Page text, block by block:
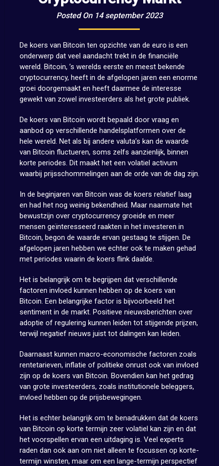
Posted On 14 september 2023
De koers van Bitcoin ten opzichte van de euro is een
onderwerp dat veel aandacht trekt in de financiële
wereld. Bitcoin, ’s werelds eerste en meest bekende
cryptocurrency, heeft in de afgelopen jaren een enorme
groei doorgemaakt en heeft daarmee de interesse
gewekt van zowel investeerders als het grote publiek.
De koers van Bitcoin wordt bepaald door vraag en
aanbod op verschillende handelsplatformen over de
hele wereld. Net als bij andere valuta’s kan de waarde
van Bitcoin fluctueren, soms zelfs aanzienlijk, binnen
korte periodes. Dit maakt het een volatiel activum
waarbij prijsschommelingen aan de orde van de dag zijn.
In de beginjaren van Bitcoin was de koers relatief laag
en had het nog weinig bekendheid. Maar naarmate het
bewustzijn over cryptocurrency groeide en meer
mensen geïnteresseerd raakten in het investeren in
Bitcoin, begon de waarde ervan gestaag te stijgen. De
afgelopen jaren hebben we echter ook te maken gehad
met periodes waarin de koers flink daalde.
Het is belangrijk om te begrijpen dat verschillende
factoren invloed kunnen hebben op de koers van
Bitcoin. Een belangrijke factor is bijvoorbeeld het
sentiment in de markt. Positieve nieuwsberichten over
adoptie of regulering kunnen leiden tot stijgende prijzen,
terwijl negatief nieuws juist tot dalingen kan leiden.
Daarnaast kunnen macro-economische factoren zoals
rentetarieven, inflatie of politieke onrust ook van invloed
zijn op de koers van Bitcoin. Bovendien kan het gedrag
van grote investeerders, zoals institutionele beleggers,
invloed hebben op de prijsbewegingen.
Het is echter belangrijk om te benadrukken dat de koers
van Bitcoin op korte termijn zeer volatiel kan zijn en dat
het voorspellen ervan een uitdaging is. Veel experts
raden dan ook aan om niet alleen te focussen op korte-
termijn winsten, maar om een lange-termijn perspectief